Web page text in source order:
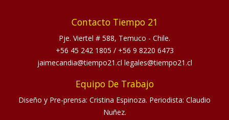
Contacto Tiempo 21
Pje. Viertel # 588, Temuco - Chile.
+56 45 242 1805 / +56 9 8220 6473
jaimecandia@tiempo21.cl legales@tiempo21.cl
Equipo De Trabajo
Diseño y Pre-prensa: Cristina Espinoza. Periodista: Claudio
Nuñez.